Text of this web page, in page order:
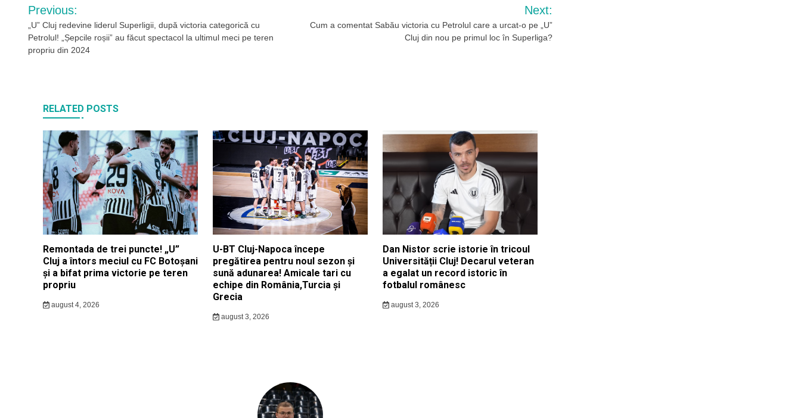
în
articole
Previous:
„U” Cluj redevine liderul Superligii, după victoria categorică cu
Petrolul! „Șepcile roșii” au făcut spectacol la ultimul meci pe teren
propriu din 2024
Next:
Cum a comentat Sabău victoria cu Petrolul care a urcat-o pe „U”
Cluj din nou pe primul loc în Superliga?
RELATED POSTS
Remontada de trei puncte! „U”
Cluj a întors meciul cu FC Botoșani
și a bifat prima victorie pe teren
propriu
august 4, 2026
U-BT Cluj-Napoca începe
pregătirea pentru noul sezon și
sună adunarea! Amicale tari cu
echipe din România,Turcia și
Grecia
august 3, 2026
Dan Nistor scrie istorie în tricoul
Universității Cluj! Decarul veteran
a egalat un record istoric în
fotbalul românesc
august 3, 2026